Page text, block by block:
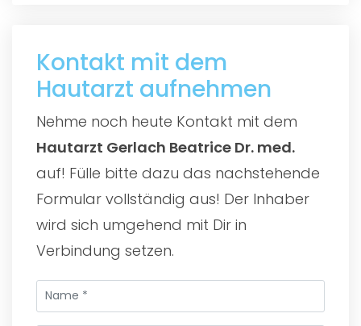
Kontakt mit dem
Hautarzt aufnehmen
Nehme noch heute Kontakt mit dem
Hautarzt Gerlach Beatrice Dr. med.
auf! Fülle bitte dazu das nachstehende
Formular vollständig aus! Der Inhaber
wird sich umgehend mit Dir in
Verbindung setzen.